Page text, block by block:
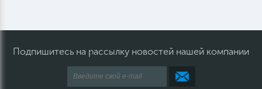
Подпишитесь на рассылку новостей нашей компании